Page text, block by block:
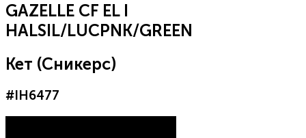
GAZELLE CF EL I
HALSIL/LUCPNK/GREEN
Кет (Сникерс)
#IH6477